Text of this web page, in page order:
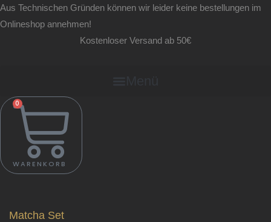
Zum
Aus Technischen Gründen können wir leider keine bestellungen im
Onlineshop annehmen!
Kostenloser Versand ab 50€
0
WARENKORB
Matcha Set
Matcha
Set